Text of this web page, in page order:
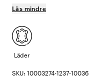
Läs mindre
Läder
SKU: 10003274-1237-10036